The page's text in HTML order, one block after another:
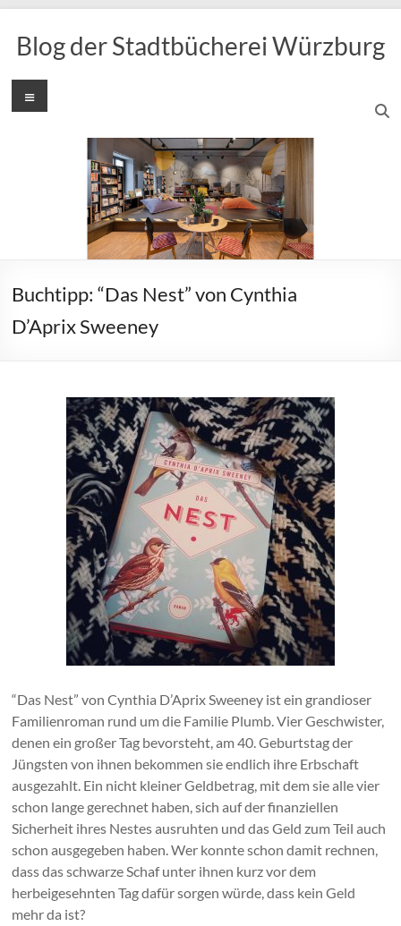
Inhalt
springen
Blog der Stadtbücherei Würzburg
Menü
Buchtipp: “Das Nest” von Cynthia
D’Aprix Sweeney
“Das Nest” von Cynthia D’Aprix Sweeney ist ein grandioser
Familienroman rund um die Familie Plumb. Vier Geschwister,
denen ein großer Tag bevorsteht, am 40. Geburtstag der
Jüngsten von ihnen bekommen sie endlich ihre Erbschaft
ausgezahlt. Ein nicht kleiner Geldbetrag, mit dem sie alle vier
schon lange gerechnet haben, sich auf der finanziellen
Sicherheit ihres Nestes ausruhten und das Geld zum Teil auch
schon ausgegeben haben. Wer konnte schon damit rechnen,
dass das schwarze Schaf unter ihnen kurz vor dem
herbeigesehnten Tag dafür sorgen würde, dass kein Geld
mehr da ist?